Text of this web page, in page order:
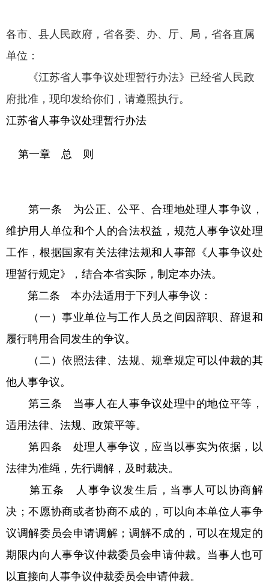
各市、县人民政府，省各委、办、厅、局，省各直属
单位：
《江苏省人事争议处理暂行办法》已经省人民政
府批准，现印发给你们，请遵照执行。
江苏省人事争议处理暂行办法
第一章 总 则
第一条 为公正、公平、合理地处理人事争议，
维护用人单位和个人的合法权益，规范人事争议处理
工作，根据国家有关法律法规和人事部《人事争议处
理暂行规定》，结合本省实际，制定本办法。
第二条 本办法适用于下列人事争议：
（一）事业单位与工作人员之间因辞职、辞退和
履行聘用合同发生的争议。
（二）依照法律、法规、规章规定可以仲裁的其
他人事争议。
第三条 当事人在人事争议处理中的地位平等，
适用法律、法规、政策平等。
第四条 处理人事争议，应当以事实为依据，以
法律为准绳，先行调解，及时裁决。
第五条 人事争议发生后，当事人可以协商解
决；不愿协商或者协商不成的，可以向本单位人事争
议调解委员会申请调解；调解不成的，可以在规定的
期限内向人事争议仲裁委员会申请仲裁。当事人也可
以直接向人事争议仲裁委员会申请仲裁。